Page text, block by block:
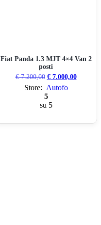
Fiat Panda 1.3 MJT 4×4 Van 2
posti
€7.200,00 €7.000,00
Store: Autofo
5
su 5